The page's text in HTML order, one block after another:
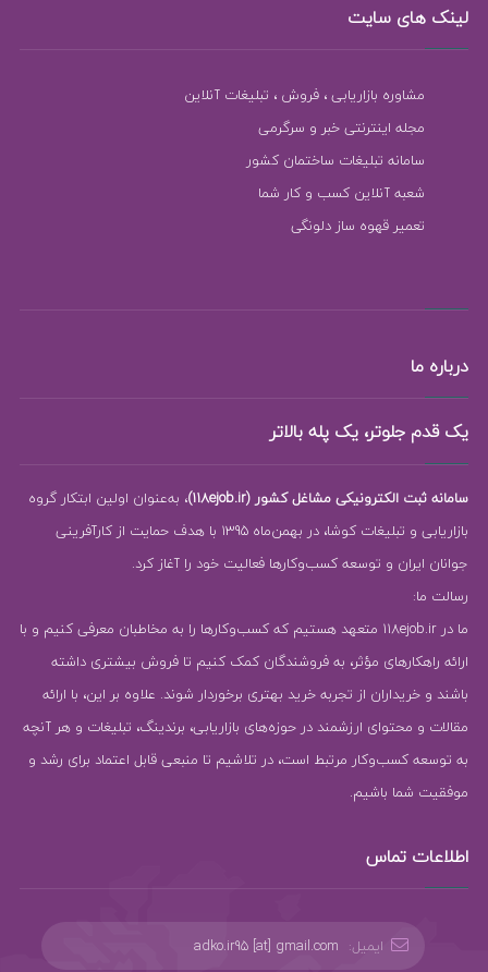
لینک های سایت
مشاوره بازاریابی ، فروش ، تبلیغات آنلاین
مجله اینترنتی خبر و سرگرمی
سامانه تبلیغات ساختمان کشور
شعبه آنلاین کسب و کار شما
تعمیر قهوه ساز دلونگی
درباره ما
یک قدم جلوتر، یک پله بالاتر
سامانه ثبت الکترونیکی مشاغل کشور (118ejob.ir)
، به‌عنوان اولین ابتکار گروه
بازاریابی و تبلیغات کوشا، در بهمن‌ماه 1395 با هدف حمایت از کارآفرینی
جوانان ایران و توسعه کسب‌وکارها فعالیت خود را آغاز کرد.
رسالت ما:
ما در 118ejob.ir متعهد هستیم که کسب‌وکارها را به مخاطبان معرفی کنیم و با
ارائه راهکارهای مؤثر، به فروشندگان کمک کنیم تا فروش بیشتری داشته
باشند و خریداران از تجربه خرید بهتری برخوردار شوند. علاوه بر این، با ارائه
مقالات و محتوای ارزشمند در حوزه‌های بازاریابی، برندینگ، تبلیغات و هر آنچه
به توسعه کسب‌وکار مرتبط است، در تلاشیم تا منبعی قابل اعتماد برای رشد و
موفقیت شما باشیم.
اطلاعات تماس
ایمیل: adko.ir95 [at] gmail.com